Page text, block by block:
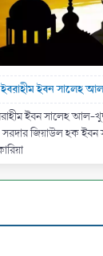
ইবন সালেহ
ইবন সালেহ আল-
জিয়াউল হক ইবন